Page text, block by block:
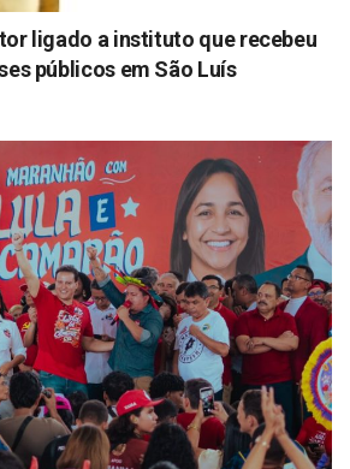
ligado a instituto que recebeu
públicos em São Luís